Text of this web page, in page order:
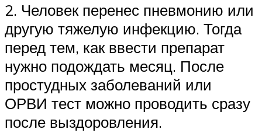
2. Человек перенес пневмонию или
другую тяжелую инфекцию. Тогда
перед тем, как ввести препарат
нужно подождать месяц. После
простудных заболеваний или
ОРВИ тест можно проводить сразу
после выздоровления.